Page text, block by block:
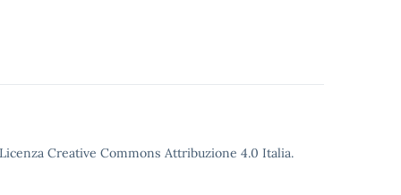
Creative Commons Attribuzione 4.0 Italia.